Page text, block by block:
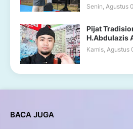
Senin, Agustus
Pijat
H.Abdulazis
Kamis, Agustus
BACA JUGA